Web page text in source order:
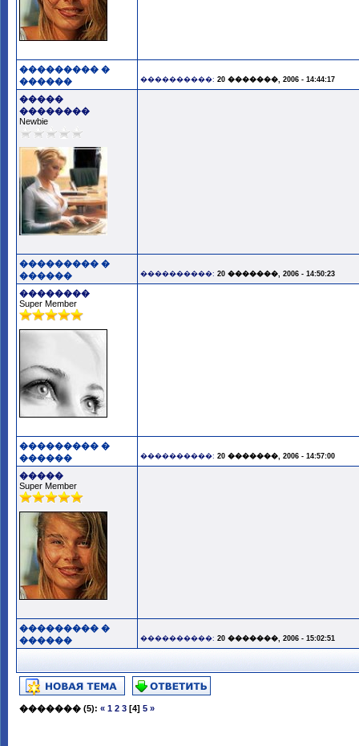
��������� �
������
����������: 20 �������, 2006 - 14:44:17
�����
��������
Newbie
��������� �
������
����������: 20 �������, 2006 - 14:50:23
��������
Super Member
��������� �
������
����������: 20 �������, 2006 - 14:57:00
�����
Super Member
��������� �
������
����������: 20 �������, 2006 - 15:02:51
������� (5): « 1 2 3 [4] 5 »